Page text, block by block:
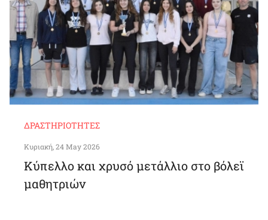
ΔΡΑΣΤΗΡΙΌΤΗΤΕΣ
Κυριακή, 24 May 2026
Κύπελλο και χρυσό μετάλλιο στο βόλεϊ
μαθητριών